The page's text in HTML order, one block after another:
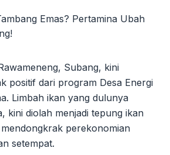
Subang, kini
positif dari program Desa Energi
Limbah ikan yang dulunya
kini diolah menjadi tepung ikan
perekonomian
setempat.